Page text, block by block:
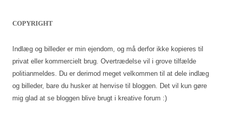
COPYRIGHT
Indlæg og billeder er min ejendom, og må derfor ikke kopieres til
privat eller kommercielt brug. Overtrædelse vil i grove tilfælde
politianmeldes. Du er derimod meget velkommen til at dele indlæg
og billeder, bare du husker at henvise til bloggen. Det vil kun gøre
mig glad at se bloggen blive brugt i kreative forum :)